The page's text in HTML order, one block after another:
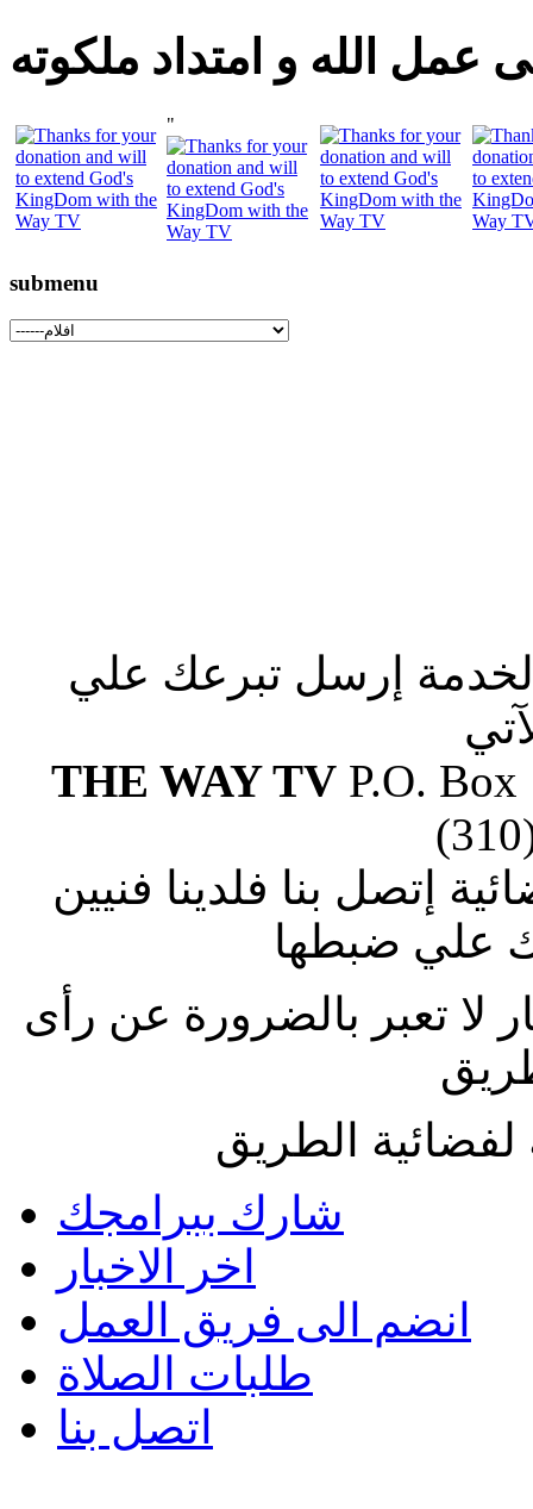
عمل الله و امتداد ملكوته
"
submenu
إرسل تبرعك علي
THE WAY TVP.O. Box
إتصل بنا فلدينا فنيين
علي ضبطها
لا تعبر بالضرورة عن رأى
الطريق
شارك ببرامجك
اخر الاخبار
انضم الى فريق العمل
طلبات الصلاة
اتصل بنا